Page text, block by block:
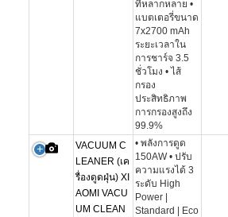
ที่หลากหลาย •
แบตเตอรี่ขนาด
7x2700 mAh
ระยะเวลาใน
การชาร์จ 3.5
ชั่วโมง • ไส้
กรอง
ประสิทธิภาพ
การกรองสูงถึง
99.9%
VACUUM C
LEANER (เค
รื่องดูดฝุ่น) XI
AOMI VACU
UM CLEAN
• พลังการดูด
150AW • ปรับ
ความแรงได้ 3
ระดับ High
Power |
Standard | Eco